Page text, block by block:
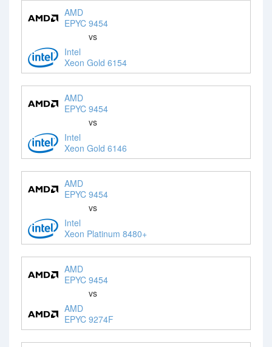
AMD
EPYC 9454
vs
Intel
Xeon Gold 6154
AMD
EPYC 9454
vs
Intel
Xeon Gold 6146
AMD
EPYC 9454
vs
Intel
Xeon Platinum 8480+
AMD
EPYC 9454
vs
AMD
EPYC 9274F